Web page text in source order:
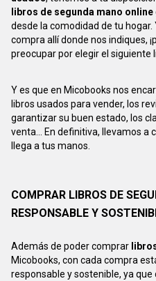
libros de segunda mano online
desde la comodidad de tu
compra allí donde nos indiques,
preocupar por elegir el siguiente
Y es que en Micobooks nos
libros usados para vender, los
garantizar su buen estado, los
venta... En definitiva, llevamos a
llega a tus manos.
COMPRAR LIBROS DE
RESPONSABLE Y
Además de poder comprar
Micobooks, con cada compra
responsable y sostenible, ya